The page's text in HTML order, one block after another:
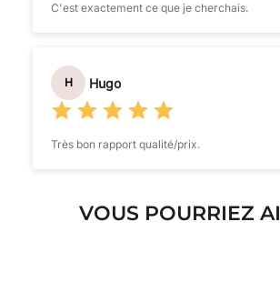
C'est exactement ce que je cherchais.
H Hugo
Très bon rapport qualité/prix.
VOUS POURRIEZ